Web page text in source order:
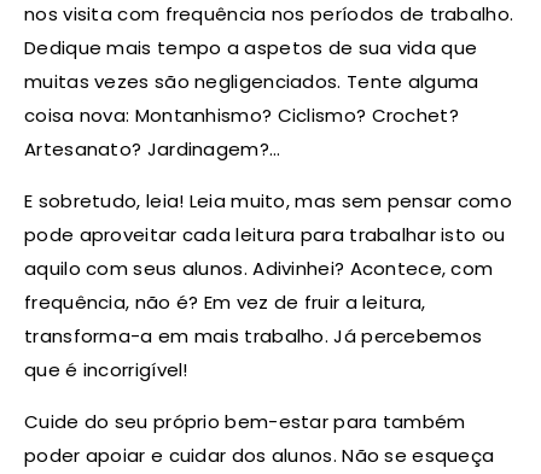
nos visita com frequência nos períodos de trabalho.
Dedique mais tempo a aspetos de sua vida que
muitas vezes são negligenciados. Tente alguma
coisa nova: Montanhismo? Ciclismo? Crochet?
Artesanato? Jardinagem?…
E sobretudo, leia! Leia muito, mas sem pensar como
pode aproveitar cada leitura para trabalhar isto ou
aquilo com seus alunos. Adivinhei? Acontece, com
frequência, não é? Em vez de fruir a leitura,
transforma-a em mais trabalho. Já percebemos
que é incorrigível!
Cuide do seu próprio bem-estar para também
poder apoiar e cuidar dos alunos. Não se esqueça